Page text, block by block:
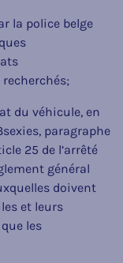
la police belge
du véhicule, en
paragraphe
25 de l’arrêté
général
doivent
et leurs
les